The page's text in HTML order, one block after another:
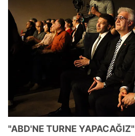
"ABD'NE TURNE YAPACAĞIZ"